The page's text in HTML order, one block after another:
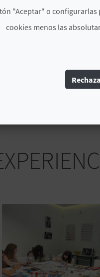
Maridaje
MÁS
Horario A
"Aceptar" o configurarlas
cookies menos las